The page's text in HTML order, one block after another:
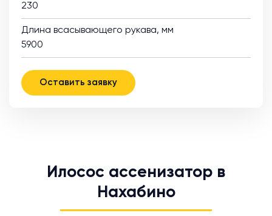
230
Длина всасывающего рукава, мм
5900
Оставить заявку
Илосос ассенизатор в
Нахабино